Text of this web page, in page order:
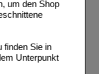
um den Shop
finden Sie in
Unterpunkt
pro Tag darf
ausgewogene,
Lebensweise.